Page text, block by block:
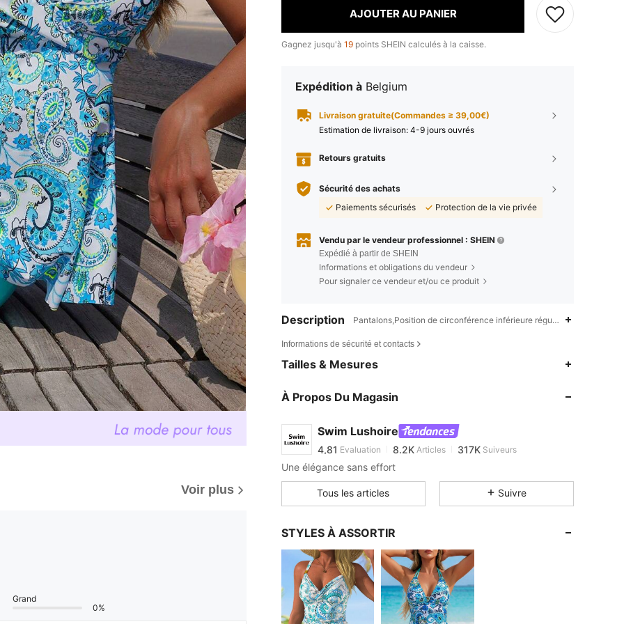
Voir plus
Grand
0%
AJOUTER AU PANIER
Gagnez jusqu'à 19 points SHEIN calculés à la caisse.
Expédition à Belgium
Livraison gratuite(Commandes ≥ 39,00€)
Estimation de livraison: 4-9 jours ouvrés
Retours gratuits
Sécurité des achats
Paiements sécurisés
Protection de la vie privée
Vendu par le vendeur professionnel : SHEIN
Expédié à partir de SHEIN
Informations et obligations du vendeur
Pour signaler ce vendeur et/ou ce produit
Description Pantalons,Position de circonférence inférieure régulière,Torsadé
Informations de sécurité et contacts
Tailles & Mesures
À Propos Du Magasin
Swim Lushoire
4,81
4,81
8.2K
8.2K
3***5est en train de naviguer
4,81 8.2K
4,81
8.2K
317K
4,81
8.2K
317K
4,81
Une élégance sans effort
Tous les articles Suivre
STYLES À ASSORTIR